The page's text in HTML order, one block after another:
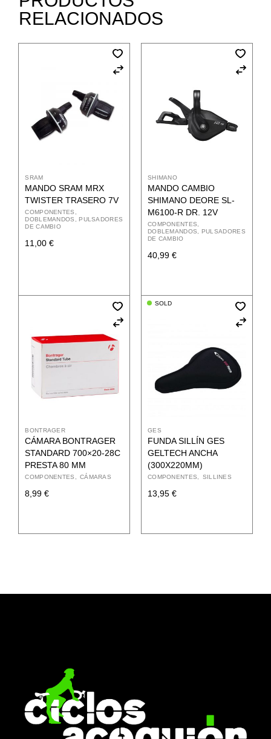
RELACIONADOS
SRAM
MANDO SRAM MRX
TWISTER TRASERO 7V
COMPONENTES
DOBLEMANDOS, PULSADORES
DE CAMBIO
11,00€
SHIMANO
MANDO CAMBIO
SHIMANO DEORE SL-
M6100-R DR. 12V
COMPONENTES
DOBLEMANDOS, PULSADORES
DE CAMBIO
40,99 €
BONTRAGER
CÁMARA BONTRAGER
STANDARD 700×20-28C
PRESTA 80 MM
COMPONENTES CÁMARAS
8,99€
SOLD
GES
FUNDA SILLÍN GES
GELTECH ANCHA
(300X220MM)
COMPONENTES SILLINES
13,95 €